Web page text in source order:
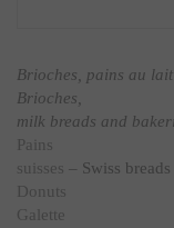
Brioches, pains au
Brioches,
milk breads and
Pains
suisses – Swiss breads
Donuts
Galette